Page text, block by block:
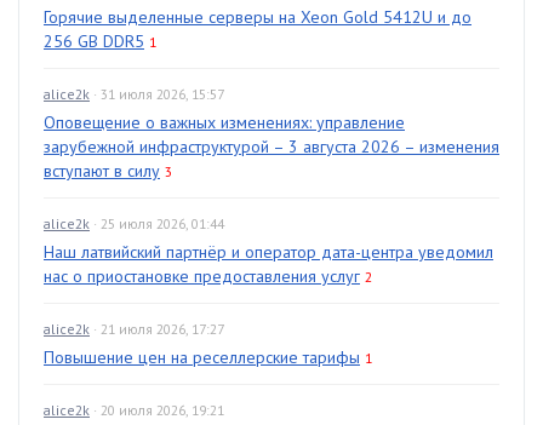
Горячие выделенные серверы на Xeon Gold 5412U и до
256 GB DDR5 1
alice2k · 31 июля 2026, 15:57
Оповещение о важных изменениях: управление
зарубежной инфраструктурой – 3 августа 2026 – изменения
вступают в силу 3
alice2k · 25 июля 2026, 01:44
Наш латвийский партнёр и оператор дата-центра уведомил
нас о приостановке предоставления услуг 2
alice2k · 21 июля 2026, 17:27
Повышение цен на реселлерские тарифы 1
alice2k · 20 июля 2026, 19:21